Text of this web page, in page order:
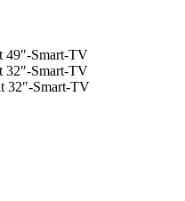
49″-Smart-TV
32″-Smart-TV
32″-Smart-TV